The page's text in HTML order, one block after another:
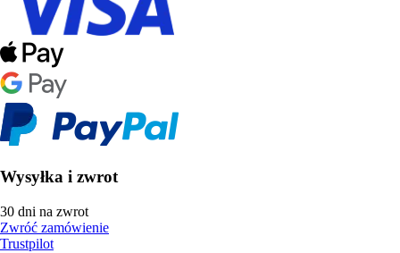
Wysyłka i zwrot
30 dni na zwrot
Zwróć zamówienie
Trustpilot